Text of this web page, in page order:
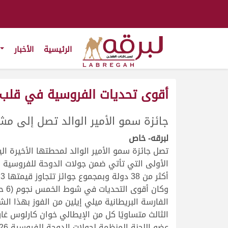
الرئيسية الأخبار
أقوى تحديات الفروسية في
جائزة سمو الأمير الوالد تصل إلى
لبرقه- خاص
تصل جائزة سمو الأمير الوالد لمحطتها
أكثر من 38 دولة وبمجموع جوائز تتجاوز قيمتها 3.3 مليون يورو للبطولة.
الفارسة البريطانية ميلي إيلين من الفوز
الثالث متساويًا كل من الإيطالي خوان